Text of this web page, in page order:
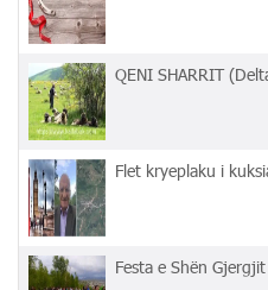
QENI SHARRIT
Flet kryeplaku i
Festa e Shën